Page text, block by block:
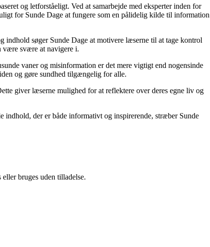
og letforståeligt. Ved at samarbejde med eksperter inden for
for Sunde Dage at fungere som en pålidelig kilde til information
søger Sunde Dage at motivere læserne til at tage kontrol
være svære at navigere i.
vaner og misinformation er det mere vigtigt end nogensinde
og gøre sundhed tilgængelig for alle.
giver læserne mulighed for at reflektere over deres egne liv og
indhold, der er både informativt og inspirerende, stræber Sunde
bruges uden tilladelse.